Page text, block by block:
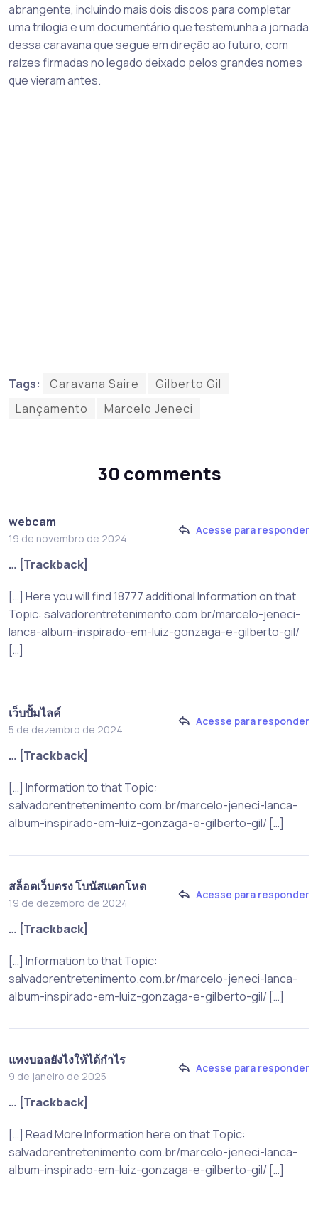
abrangente, incluindo mais dois discos para completar
uma trilogia e um documentário que testemunha a jornada
dessa caravana que segue em direção ao futuro, com
raízes firmadas no legado deixado pelos grandes nomes
que vieram antes.
Tags: Caravana Saire
Gilberto Gil
Lançamento
Marcelo Jeneci
30 comments
webcam
19 de novembro de 2024
Acesse para responder
… [Trackback]
[…] Here you will find 18777 additional Information on that
Topic: salvadorentretenimento.com.br/marcelo-jeneci-
lanca-album-inspirado-em-luiz-gonzaga-e-gilberto-gil/
[…]
เว็บปั้มไลค์
5 de dezembro de 2024
Acesse para responder
… [Trackback]
[…] Information to that Topic:
salvadorentretenimento.com.br/marcelo-jeneci-lanca-
album-inspirado-em-luiz-gonzaga-e-gilberto-gil/ […]
สล็อตเว็บตรง โบนัสแตกโหด
19 de dezembro de 2024
Acesse para responder
… [Trackback]
[…] Information to that Topic:
salvadorentretenimento.com.br/marcelo-jeneci-lanca-
album-inspirado-em-luiz-gonzaga-e-gilberto-gil/ […]
แทงบอลยังไงให้ได้กำไร
9 de janeiro de 2025
Acesse para responder
… [Trackback]
[…] Read More Information here on that Topic:
salvadorentretenimento.com.br/marcelo-jeneci-lanca-
album-inspirado-em-luiz-gonzaga-e-gilberto-gil/ […]